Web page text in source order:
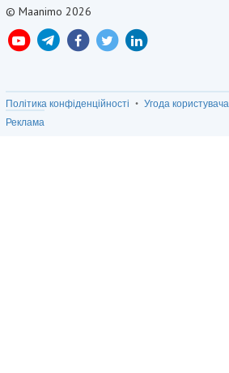
© Maanimo 2026
Політика конфіденційності Угода користувача
Реклама